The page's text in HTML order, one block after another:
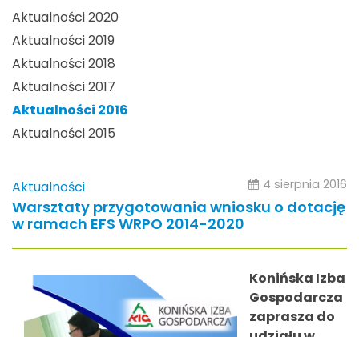
Aktualności 2020
Aktualności 2019
Aktualności 2018
Aktualności 2017
Aktualności 2016
Aktualności 2015
Aktualności 4 sierpnia 2016
Warsztaty przygotowania wniosku o dotację
w ramach EFS WRPO 2014-2020
Konińska Izba
Gospodarcza
zaprasza do